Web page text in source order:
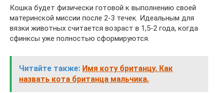
Кошка будет физически готовой к выполнению своей
материнской миссии после 2-3 течек. Идеальным для
вязки животных считается возраст в 1,5-2 года, когда
сфинксы уже полностью сформируются.
Читайте также: Имя коту британцу. Как
назвать кота британца мальчика.